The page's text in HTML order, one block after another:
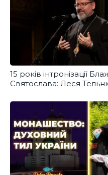
15 років інтронізації
Святослава: Леся